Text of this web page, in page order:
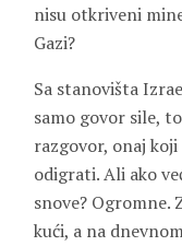
nisu otkriveni
Gazi?
Sa stanovišta
samo govor sile,
razgovor, onaj
odigrati. Ali ako
snove? Ogromne.
kući, a na